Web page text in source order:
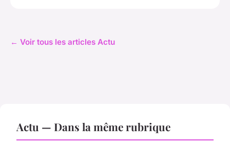
← Voir tous les articles Actu
Actu — Dans la même rubrique